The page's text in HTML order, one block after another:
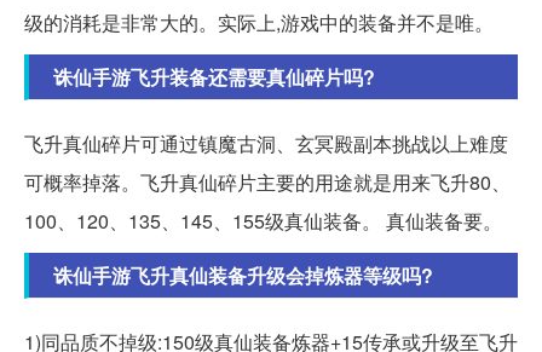
级的消耗是非常大的。实际上,游戏中的装备并不是唯。
诛仙手游飞升装备还需要真仙碎片吗?
飞升真仙碎片可通过镇魔古洞、玄冥殿副本挑战以上难度
可概率掉落。飞升真仙碎片主要的用途就是用来飞升80、
100、120、135、145、155级真仙装备。 真仙装备要。
诛仙手游飞升真仙装备升级会掉炼器等级吗?
1)同品质不掉级:150级真仙装备炼器+15传承或升级至飞升